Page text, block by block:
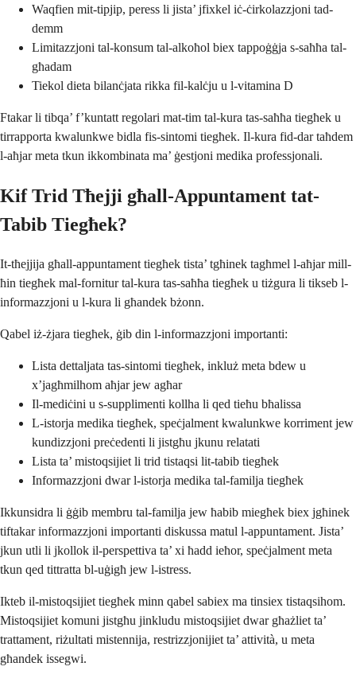
Waqfien mit-tipjip, peress li jista’ jfixkel iċ-ċirkolazzjoni tad-
demm
Limitazzjoni tal-konsum tal-alkoħol biex tappoġġja s-saħħa tal-
għadam
Tiekol dieta bilanċjata rikka fil-kalċju u l-vitamina D
Ftakar li tibqa’ f’kuntatt regolari mat-tim tal-kura tas-saħħa tiegħek u
tirrapporta kwalunkwe bidla fis-sintomi tiegħek. Il-kura fid-dar taħdem
l-aħjar meta tkun ikkombinata ma’ ġestjoni medika professjonali.
Kif Trid Tħejji għall-Appuntament tat-
Tabib Tiegħek?
It-tħejjija għall-appuntament tiegħek tista’ tgħinek tagħmel l-aħjar mill-
ħin tiegħek mal-fornitur tal-kura tas-saħħa tiegħek u tiżgura li tikseb l-
informazzjoni u l-kura li għandek bżonn.
Qabel iż-żjara tiegħek, ġib din l-informazzjoni importanti:
Lista dettaljata tas-sintomi tiegħek, inkluż meta bdew u
x’jagħmilhom aħjar jew agħar
Il-mediċini u s-supplimenti kollha li qed tieħu bħalissa
L-istorja medika tiegħek, speċjalment kwalunkwe korriment jew
kundizzjoni preċedenti li jistgħu jkunu relatati
Lista ta’ mistoqsijiet li trid tistaqsi lit-tabib tiegħek
Informazzjoni dwar l-istorja medika tal-familja tiegħek
Ikkunsidra li ġġib membru tal-familja jew ħabib miegħek biex jgħinek
tiftakar informazzjoni importanti diskussa matul l-appuntament. Jista’
jkun utli li jkollok il-perspettiva ta’ xi ħadd ieħor, speċjalment meta
tkun qed tittratta bl-uġigħ jew l-istress.
Ikteb il-mistoqsijiet tiegħek minn qabel sabiex ma tinsiex tistaqsihom.
Mistoqsijiet komuni jistgħu jinkludu mistoqsijiet dwar għażliet ta’
trattament, riżultati mistennija, restrizzjonijiet ta’ attività, u meta
għandek issegwi.